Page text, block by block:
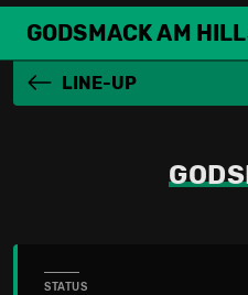
GODSMACK AM
LINE-UP
STATUS